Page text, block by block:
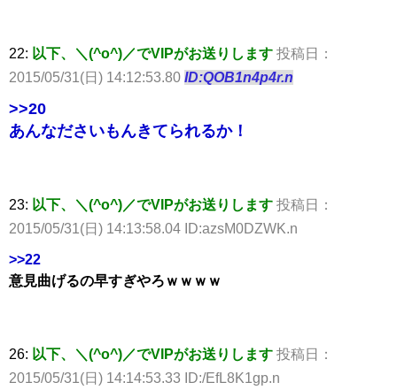
22: 以下、＼(^o^)／でVIPがお送りします 投稿日：
2015/05/31(日) 14:12:53.80 ID:QOB1n4p4r.n
>>20
あんなださいもんきてられるか！
23: 以下、＼(^o^)／でVIPがお送りします 投稿日：
2015/05/31(日) 14:13:58.04 ID:azsM0DZWK.n
>>22
意見曲げるの早すぎやろｗｗｗｗ
26: 以下、＼(^o^)／でVIPがお送りします 投稿日：
2015/05/31(日) 14:14:53.33 ID:/EfL8K1gp.n